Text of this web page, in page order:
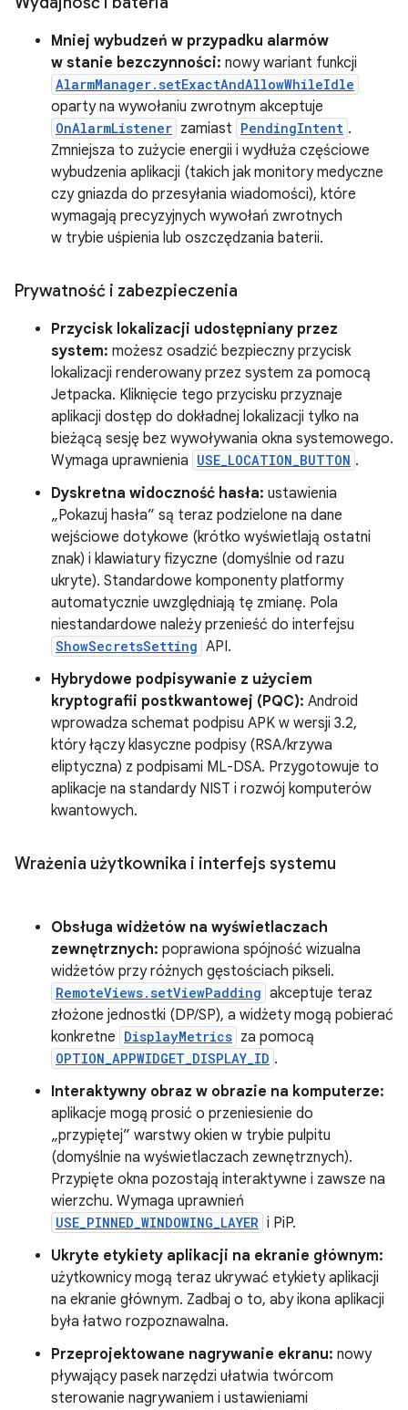
Mniej wybudzeń w przypadku alarmów
w stanie bezczynności: nowy wariant funkcji
AlarmManager.setExactAndAllowWhileIdle
oparty na wywołaniu zwrotnym akceptuje
OnAlarmListener zamiast PendingIntent .
Zmniejsza to zużycie energii i wydłuża częściowe
wybudzenia aplikacji (takich jak monitory medyczne
czy gniazda do przesyłania wiadomości), które
wymagają precyzyjnych wywołań zwrotnych
w trybie uśpienia lub oszczędzania baterii.
Prywatność i zabezpieczenia
Przycisk lokalizacji udostępniany przez
system: możesz osadzić bezpieczny przycisk
lokalizacji renderowany przez system za pomocą
Jetpacka. Kliknięcie tego przycisku przyznaje
aplikacji dostęp do dokładnej lokalizacji tylko na
bieżącą sesję bez wywoływania okna systemowego.
Wymaga uprawnienia USE_LOCATION_BUTTON .
Dyskretna widoczność hasła: ustawienia
„Pokazuj hasła” są teraz podzielone na dane
wejściowe dotykowe (krótko wyświetlają ostatni
znak) i klawiatury fizyczne (domyślnie od razu
ukryte). Standardowe komponenty platformy
automatycznie uwzględniają tę zmianę. Pola
niestandardowe należy przenieść do interfejsu
ShowSecretsSetting API.
Hybrydowe podpisywanie z użyciem
kryptografii postkwantowej (PQC): Android
wprowadza schemat podpisu APK w wersji 3.2,
który łączy klasyczne podpisy (RSA/krzywa
eliptyczna) z podpisami ML-DSA. Przygotowuje to
aplikacje na standardy NIST i rozwój komputerów
kwantowych.
Wrażenia użytkownika i interfejs systemu
Obsługa widżetów na wyświetlaczach
zewnętrznych: poprawiona spójność wizualna
widżetów przy różnych gęstościach pikseli.
RemoteViews.setViewPadding akceptuje teraz
złożone jednostki (DP/SP), a widżety mogą pobierać
konkretne DisplayMetrics za pomocą
OPTION_APPWIDGET_DISPLAY_ID .
Interaktywny obraz w obrazie na komputerze:
aplikacje mogą prosić o przeniesienie do
„przypiętej” warstwy okien w trybie pulpitu
(domyślnie na wyświetlaczach zewnętrznych).
Przypięte okna pozostają interaktywne i zawsze na
wierzchu. Wymaga uprawnień
USE_PINNED_WINDOWING_LAYER i PiP.
Ukryte etykiety aplikacji na ekranie głównym:
użytkownicy mogą teraz ukrywać etykiety aplikacji
na ekranie głównym. Zadbaj o to, aby ikona aplikacji
była łatwo rozpoznawalna.
Przeprojektowane nagrywanie ekranu: nowy
pływający pasek narzędzi ułatwia twórcom
sterowanie nagrywaniem i ustawieniami